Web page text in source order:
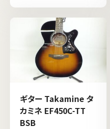
ギター Takamine タ
カミネ EF450C-TT
BSB